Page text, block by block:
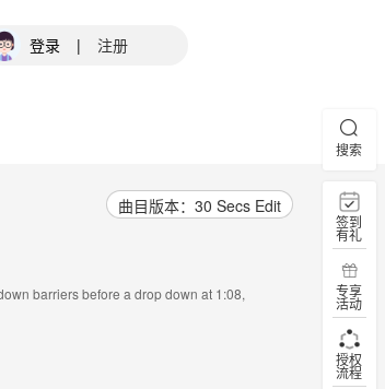
登录 | 注册
曲目版本：30 Secs Edit
barriers before a drop down at 1:08,
搜索
签到
有礼
专享
活动
授权
流程